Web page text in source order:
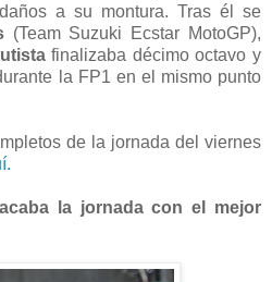
a su montura. Tras él se
(Team Suzuki Ecstar MotoGP),
finalizaba décimo octavo y
la FP1 en el mismo punto
de la jornada del viernes
la jornada con el mejor